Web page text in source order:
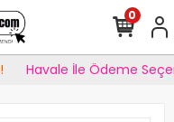
Havale İle Ödeme
0